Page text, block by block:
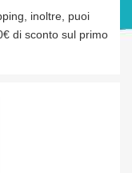
inoltre, puoi
di sconto sul primo